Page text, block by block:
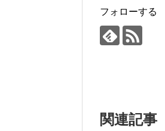
フォローする
関連記事